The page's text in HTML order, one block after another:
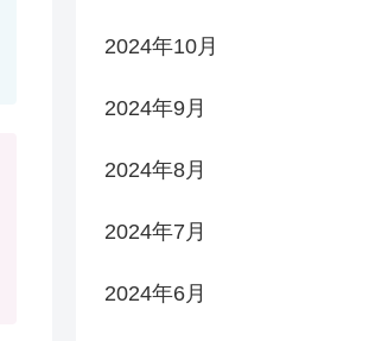
2024年10月
2024年9月
2024年8月
2024年7月
2024年6月